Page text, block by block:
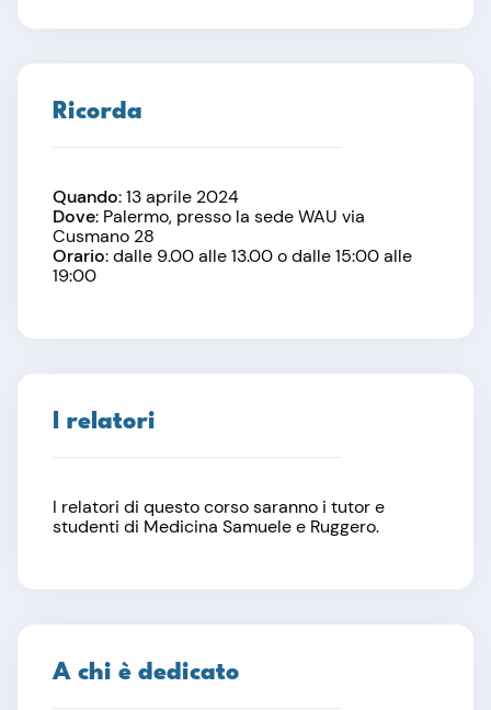
Ricorda
Quando: 13 aprile 2024
Dove: Palermo, presso la sede WAU via
Cusmano 28
Orario: dalle 9.00 alle 13.00 o dalle 15:00 alle
19:00
I relatori
I relatori di questo corso saranno i tutor e
studenti di Medicina Samuele e Ruggero.
A chi è dedicato